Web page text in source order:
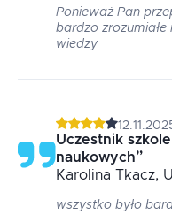
Ponieważ Pan
bardzo zrozumiałe
wiedzy
Uczestnik
naukowych”
Karolina Tkacz,
wszystko było